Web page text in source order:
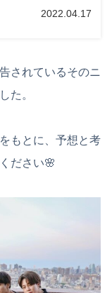
2022.04.17
されているそのニ
た。
もとに、予想と考
ださい🌸